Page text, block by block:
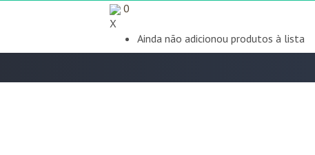
0
X
Ainda não adicionou produtos à lista